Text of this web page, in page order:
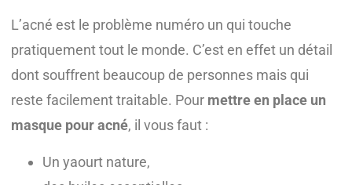
L’acné est le problème numéro un qui touche
pratiquement tout le monde. C’est en effet un détail
dont souffrent beaucoup de personnes mais qui
reste facilement traitable. Pour mettre en place un
masque pour acné, il vous faut :
Un yaourt nature,